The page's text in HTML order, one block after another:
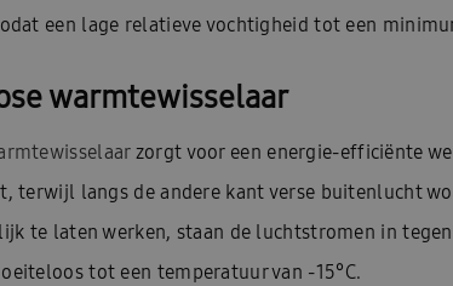
een lage relatieve vochtigheid tot een
warmtewisselaar
zorgt voor een energie-efficiënte
terwijl langs de andere kant verse buitenlucht
te laten werken, staan de luchtstromen in
tot een temperatuur van -15°C.